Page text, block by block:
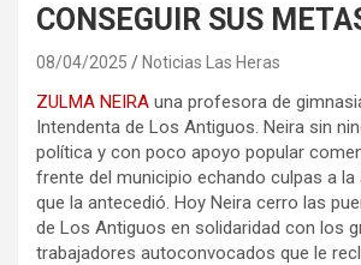
CONSEGUIR SUS
08/04/2025 Noticias Las Heras
ZULMA NEIRA una profesora de
Intendenta de Los Antiguos. Neira sin
política y con poco apoyo popular
frente del municipio echando culpas a
que la antecedió. Hoy Neira cerro las
de Los Antiguos en solidaridad con los
trabajadores autoconvocados que le